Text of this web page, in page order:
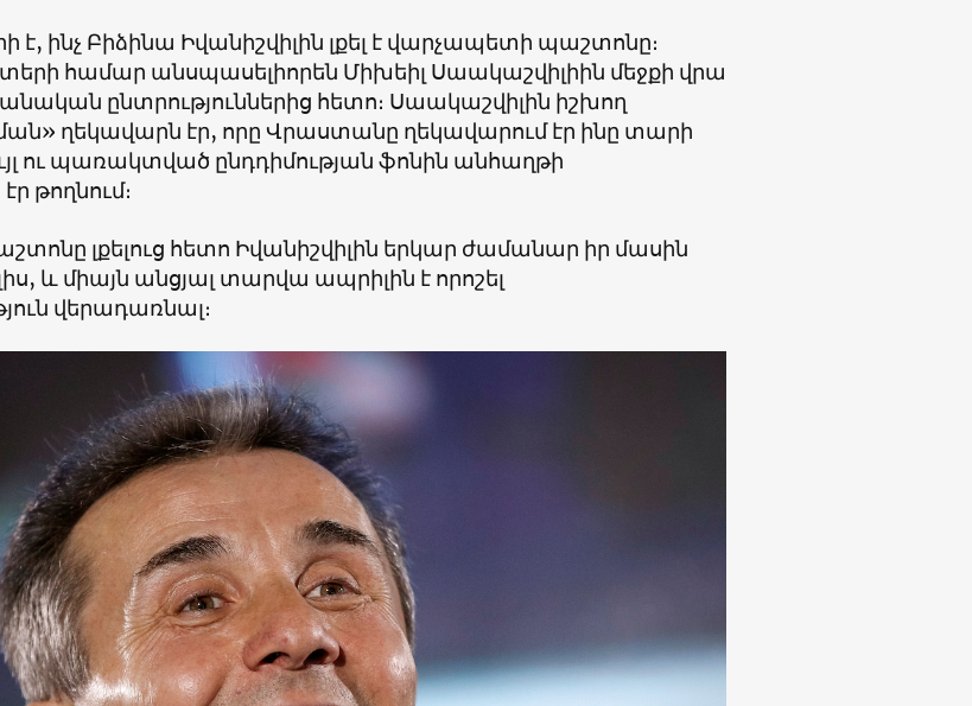
է, ինչ Բիձինա Իվանիշվիլին լքել է վարչապետի պաշտոնը։
համար անսպասելիորեն Միխեիլ Սաակաշվիլիին մեջքի վրա
ընտրություններից հետո։ Սաակաշվիլին իշխող
ղեկավարն էր, որը Վրաստանը ղեկավարում էր ինը տարի
ու պառակտված ընդդիմության ֆոնին անհաղթի
թողնում։
լքելուց հետո Իվանիշվիլին երկար ժամանար իր մասին
և միայն անցյալ տարվա ապրիլին է որոշել
վերադառնալ։